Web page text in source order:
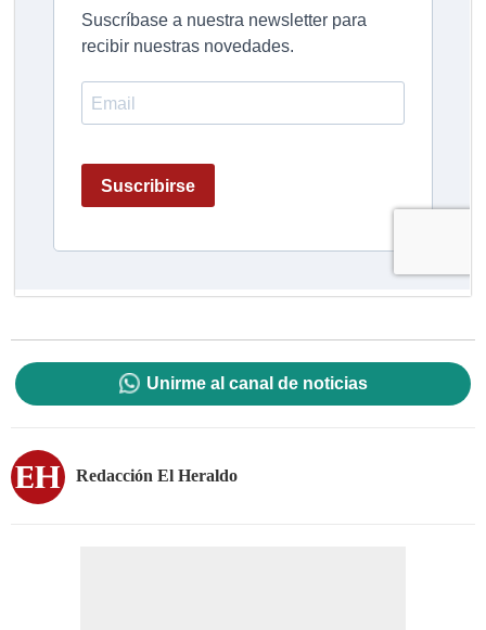
Unirme al canal de noticias
Redacción El Heraldo